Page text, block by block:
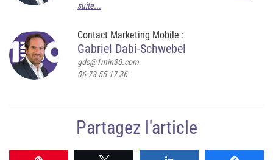
suite...
Contact Marketing Mobile :
Gabriel Dabi-Schwebel
gds@1min30.com
06 73 55 17 36
Partagez l'article